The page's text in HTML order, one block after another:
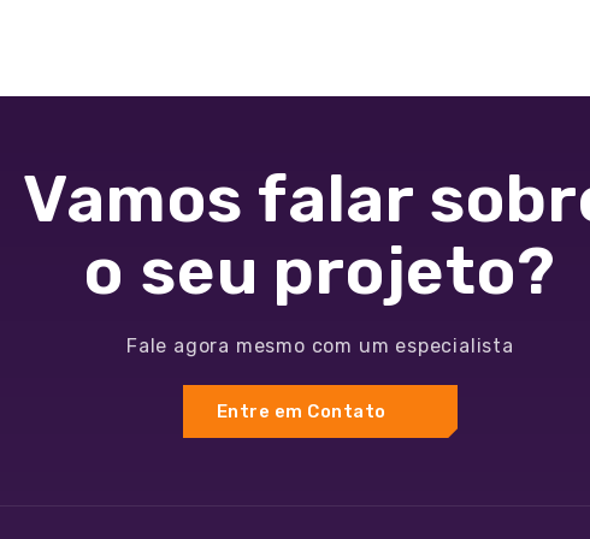
Vamos falar
o seu projeto?
Fale agora mesmo com um especialista
Entre em Contato